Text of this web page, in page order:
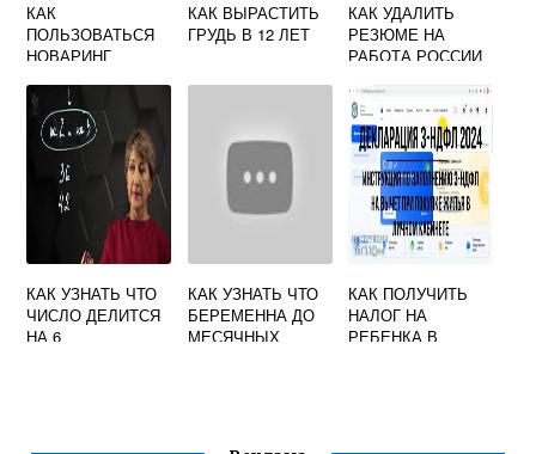
КАК
ПОЛЬЗОВАТЬСЯ
НОВАРИНГ
КАК ВЫРАСТИТЬ
ГРУДЬ В 12 ЛЕТ
КАК УДАЛИТЬ
РЕЗЮМЕ НА
РАБОТА РОССИИ
КАК УЗНАТЬ ЧТО
ЧИСЛО ДЕЛИТСЯ
НА 6
КАК УЗНАТЬ ЧТО
БЕРЕМЕННА ДО
МЕСЯЧНЫХ
КАК ПОЛУЧИТЬ
НАЛОГ НА
РЕБЕНКА В